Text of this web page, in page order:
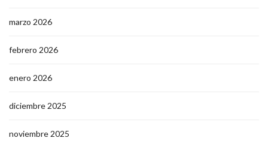
marzo 2026
febrero 2026
enero 2026
diciembre 2025
noviembre 2025